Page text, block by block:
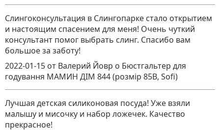
Слингоконсультация в Слингопарке стало открытием
и настоящим спасением для меня! Очень чуткий
консультант помог выбрать слинг. Спасибо вам
большое за заботу!
2022-01-15 от Валерий Йовр о Бюстгальтер для
годування МАМИН ДІМ 844 (розмір 85B, Sofi)
Лучшая детская силиконовая посуда! Уже взяли
малышу и мисочку и набор ложечек. Качество
прекрасное!